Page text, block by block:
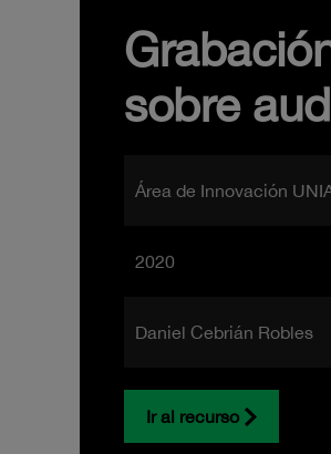
sobre
Área de Innovación
2020
Daniel Cebrián Robles
Ir al recurso